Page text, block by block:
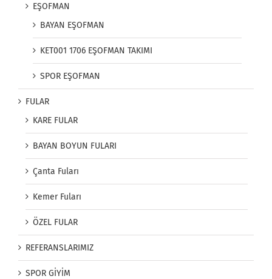
EŞOFMAN
BAYAN EŞOFMAN
KET001 1706 EŞOFMAN TAKIMI
SPOR EŞOFMAN
FULAR
KARE FULAR
BAYAN BOYUN FULARI
Çanta Fuları
Kemer Fuları
ÖZEL FULAR
REFERANSLARIMIZ
SPOR GİYİM